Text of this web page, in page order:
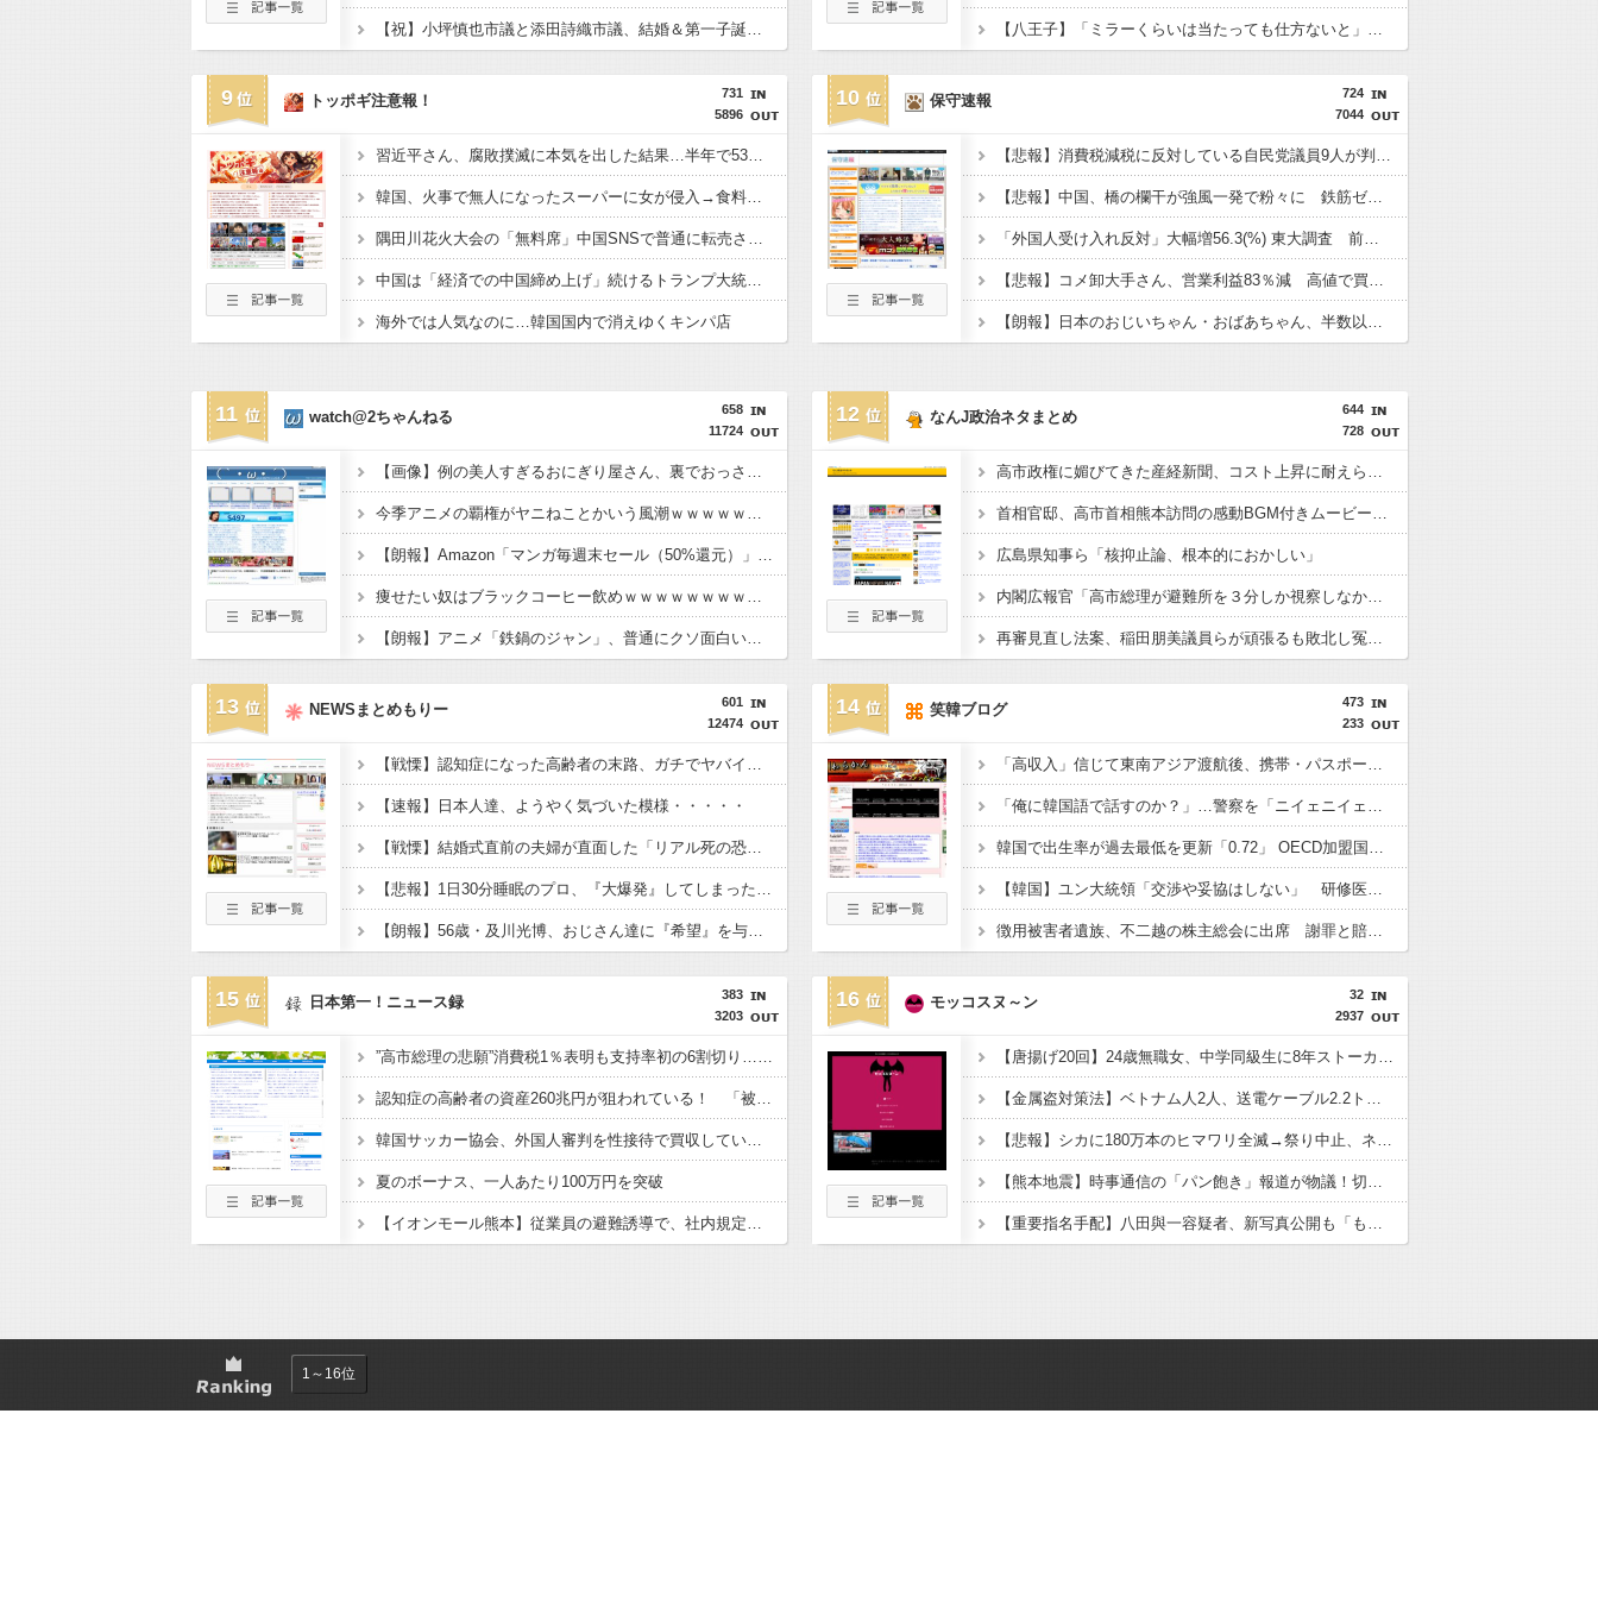
【祝】小坪慎也市議と添田詩織市議、結婚＆第一子誕生を発表 → ｗｗｗｗｗｗｗｗｗｗｗｗ 【八王子】「ミラーくらいは当たっても仕方ないと」過失運転傷害などの疑いで韓国籍の宋竜巳容疑者を再逮捕 男女6人負傷 警視庁
9
731
5896
トッポギ注意報！
習近平さん、腐敗撲滅に本気を出した結果…半年で53万8000件ｗｗｗ
韓国、火事で無人になったスーパーに女が侵入→食料を大量に盗む→翌日また来店した理由がヤバい
隅田川花火大会の「無料席」中国SNSで普通に転売されていた・・・
中国は「経済での中国締め上げ」続けるトランプ大統領に感謝するかも
海外では人気なのに…韓国国内で消えゆくキンパ店
10
724
7044
保守速報
【悲報】消費税減税に反対している自民党議員9人が判明ｗｗｗｗｗｗ
【悲報】中国、橋の欄干が強風一発で粉々に 鉄筋ゼロ 当局「接着剤でくっつけただけ」「正常で、品質問題はない」
「外国人受け入れ反対」大幅増56.3(%) 東大調査 前回から20ポイント以上の爆増
【悲報】コメ卸大手さん、営業利益83％減 高値で買い込んだ米が売れず「損切り祭り」開幕へ
【朗報】日本のおじいちゃん・おばあちゃん、半数以上がSNSを使いこなしていたｗｗｗｗｗ
11
658
11724
watch@2ちゃんねる
【画像】例の美人すぎるおにぎり屋さん、裏でおっさんが握っていたｗｗｗｗｗｗｗｗｗｗｗｗｗｗｗｗｗ
今季アニメの覇権がヤニねことかいう風潮ｗｗｗｗｗｗｗｗｗｗｗｗｗ
【朗報】Amazon「マンガ毎週末セール（50%還元）」アツいスポーツマンガ祭り最終日到来！！！
痩せたい奴はブラックコーヒー飲めｗｗｗｗｗｗｗｗｗｗｗｗｗ
【朗報】アニメ「鉄鍋のジャン」、普通にクソ面白いｗｗｗｗｗｗｗｗｗｗｗ
12
644
728
なんJ政治ネタまとめ
高市政権に媚びてきた産経新聞、コスト上昇に耐えられず東北6県撤退を発表
首相官邸、高市首相熊本訪問の感動BGM付きムービーを投稿「全部が全部ありがたかったです」
広島県知事ら「核抑止論、根本的におかしい」
内閣広報官「高市総理が避難所を３分しか視察しなかったなんてデマ！50分いたぞ????」 →しかし事実上の視察は数分で正解
再審見直し法案、稲田朋美議員らが頑張るも敗北し冤罪当事者が失望する内容に終わる
13
601
12474
NEWSまとめもりー
【戦慄】認知症になった高齢者の末路、ガチでヤバイ・・・・
【速報】日本人達、ようやく気づいた模様・・・・・
【戦慄】結婚式直前の夫婦が直面した「リアル死の恐怖」がヤバすぎる・・・・
【悲報】1日30分睡眠のプロ、『大爆発』してしまった結果・・・・・
【朗報】56歳・及川光博、おじさん達に『希望』を与えてしまうｗｗｗｗ
14
473
233
笑韓ブログ
「高収入」信じて東南アジア渡航後、携帯・パスポート奪われ監禁…韓国人の被害急増
「俺に韓国語で話すのか？」…警察を「ニイェニイェニイェ」とからかう韓国滞在外国人の投稿動画が物議
韓国で出生率が過去最低を更新「0.72」 OECD加盟国で唯一 1を下回る
【韓国】ユン大統領「交渉や妥協はしない」 研修医集団ボイコット受け
徴用被害者遺族、不二越の株主総会に出席 謝罪と賠償求める
15
383
3203
日本第一！ニュース録
”高市総理の悲願”消費税1％表明も支持率初の6割切り…「賛成52％」の波紋【8月JNN世論調査解説】
認知症の高齢者の資産260兆円が狙われている！ 「被害者の8割がだまされた認識なし」
韓国サッカー協会、外国人審判を性接待で買収していた事が判明
夏のボーナス、一人あたり100万円を突破
【イオンモール熊本】従業員の避難誘導で、社内規定に抵触か
16
32
2937
モッコスヌ～ン
【唐揚げ20回】24歳無職女、中学同級生に8年ストーカー…「純愛」と「恐怖」の声
【金属盗対策法】ベトナム人2人、送電ケーブル2.2トン窃盗で逮捕！県内初摘発もネットは「不起訴」予想
【悲報】シカに180万本のヒマワリ全滅→祭り中止、ネット「シカたない」と爆笑
【熊本地震】時事通信の「パン飽き」報道が物議！切り取りの真実と被災者の本音
【重要指名手配】八田與一容疑者、新写真公開も「もう死んでる」ネット断定の理由
1～16位